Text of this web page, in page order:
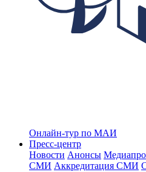
Онлайн-тур по МАИ
Пресс-центр
Новости Анонсы
СМИ Аккредитация СМИ